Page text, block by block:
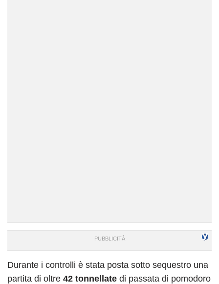
Durante i controlli è stata posta sotto sequestro una
partita di oltre 42 tonnellate di passata di pomodoro